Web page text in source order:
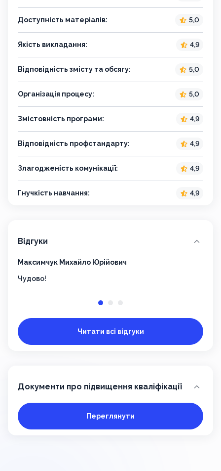
Доступність матеріалів: 5,0
Якість викладання: 4,9
Відповідність змісту та обсягу: 5,0
Організація процесу: 5,0
Змістовність програми: 4,9
Відповідність профстандарту: 4,9
Злагодженість комунікації: 4,9
Гнучкість навчання: 4,9
Відгуки
Максимчук Михайло Юрійович
Чудово!
Читати всі відгуки
Документи про підвищення кваліфікації
Переглянути